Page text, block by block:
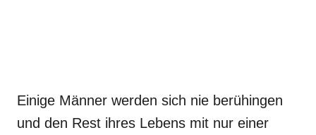
Einige Männer werden sich nie berühingen
und den Rest ihres Lebens mit nur einer